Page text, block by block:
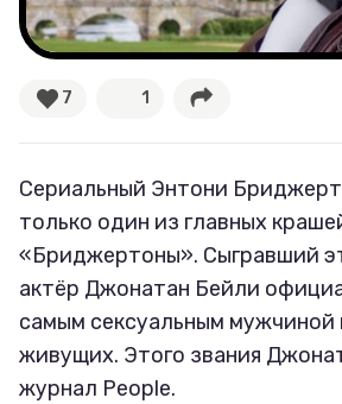
Великие женщины
Ваши истории
Соцсети
7 1
Сериальный Энтони
только один из главных
«Бриджертоны». Сыгравший
актёр Джонатан Бейли
самым сексуальным мужчиной
живущих. Этого звания
журнал People.